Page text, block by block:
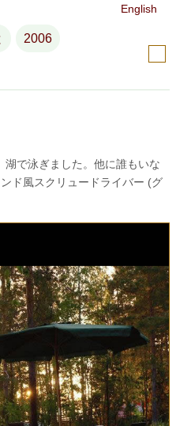
English
2006
で泳ぎました。他に誰もいな
ド風スクリュードライバー (グ